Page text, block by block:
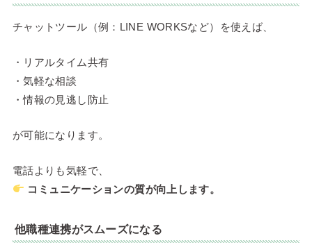
チャットツール（例：LINE WORKSなど）を使えば、
・リアルタイム共有
・気軽な相談
・情報の見逃し防止
が可能になります。
電話よりも気軽で、
コミュニケーションの質が向上します。
他職種連携がスムーズになる